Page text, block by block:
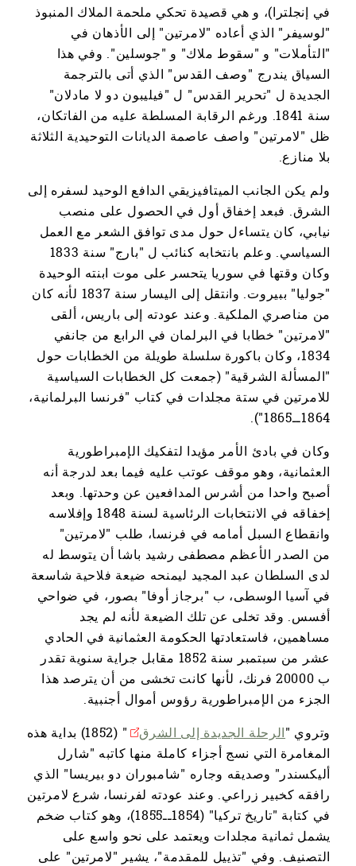
في إنجلترا)، و هي قصيدة تحكي ملحمة الملاك المنبوذ
"لوسيفر" الذي أعاده "لامرتين" إلى الأذهان في
"التأملات" و "سقوط ملاك" و "جوسلين". وفي هذا
السياق يندرج "وصف القدس" الذي أتى بالترجمة
الجديدة ل "تحرير القدس" ل "فيليبون دو لا مادلان"
سنة 1841. ورغم الرقابة المسلطة عليه من الفاتكان،
ظل "لامرتين" واصف عاصمة الديانات التوحيدية الثلاثة
بلا منازع.
ولم يكن الجانب الميتافيزيقي الدافع الوحيد لسفره إلى
الشرق. فبعد إخفاق أول في الحصول على منصب
نيابي، كان يتساءل حول مدى توافق الشعر مع العمل
السياسي. وعلم بانتخابه كنائب ل "بارج" سنة 1833
وكان وقتها في سوريا يتحسر على موت ابنته الوحيدة
"جوليا" ببيروت. وانتقل إلى اليسار سنة 1837 لأنه كان
من مناصري الملكية. وعند عودته إلى باريس، ألقى
"لامرتين" خطابا في البرلمان في الرابع من جانفي
1834، وكان باكورة سلسلة طويلة من الخطابات حول
"المسألة الشرقية" (جمعت كل الخطابات السياسية
للامرتين في ستة مجلدات في كتاب "فرنسا البرلمانية،
1864ــ1865").
وكان في بادئ الأمر مؤيدا لتفكيك الإمبراطورية
العثمانية، وهو موقف عوتب عليه فيما بعد لدرجة أنه
أصبح واحدا من أشرس المدافعين عن وحدتها. وبعد
إخفاقه في الانتخابات الرئاسية لسنة 1848 وإفلاسه
وانقطاع السبل أمامه في فرنسا، طلب "لامرتين"
من الصدر الأعظم مصطفى رشيد باشا أن يتوسط له
لدى السلطان عبد المجيد ليمنحه ضيعة فلاحية شاسعة
في آسيا الوسطى، ب "برجاز أوفا" بصور، في ضواحي
أفسس. وقد تخلى عن تلك الضيعة لأنه لم يجد
مساهمين، فاستعادتها الحكومة العثمانية في الحادي
عشر من سبتمبر سنة 1852 مقابل جراية سنوية تقدر
ب 20000 فرنك، لأنها كانت تخشى من أن يترصد هذا
الجزء من الإمبراطورية رؤوس أموال أجنبية.
وتروي "الرحلة الجديدة إلى الشرق
" (1852) بداية هذه
المغامرة التي نسج أجزاء كاملة منها كاتبه "شارل
أليكسندر" وصديقه وجاره "شامبوران دو بيريسا" الذي
رافقه كخبير زراعي. وعند عودته لفرنسا، شرع لامرتين
في كتابة "تاريخ تركيا" (1854ــ1855)، وهو كتاب ضخم
يشمل ثمانية مجلدات ويعتمد على نحو واسع على
التصنيف. وفي "تذييل للمقدمة"، يشير "لامرتين" على